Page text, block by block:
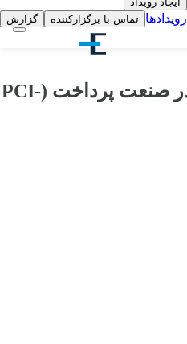
رویدادها تماس با برگزارکننده گزارش
دوره امنیت اطلاعات در صنعت پرداخت (PCI-